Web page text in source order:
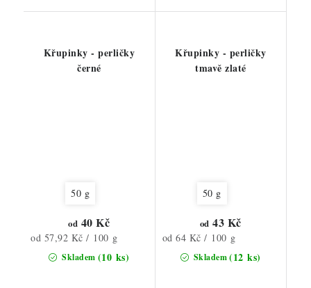
Křupinky - perličky
černé
50 g
Skladem (10 ks)
od 40 Kč
Měrná
cena:
od 57,92 Kč / 100 g
Křupinky - perličky
tmavě zlaté
50 g
Skladem(12 ks)
od 43 Kč
Měrná
cena:
od 64 Kč / 100 g